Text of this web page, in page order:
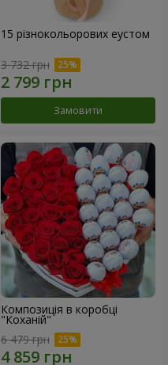
15 різнокольорових еустом
3 732 грн
Замовити
Композиція в коробці
"Коханій"
6 479 грн